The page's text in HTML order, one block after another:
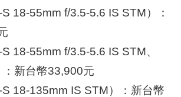
18-55mm f/3.5-5.6 IS STM）：
18-55mm f/3.5-5.6 IS STM、
新台幣33,900元
18-135mm IS STM）：新台幣